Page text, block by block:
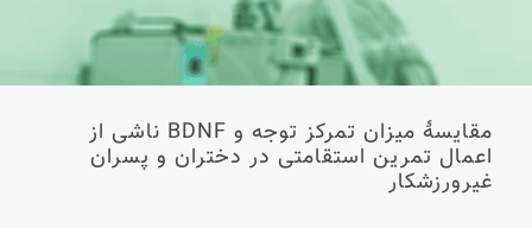
مقایسۀ میزان تمرکز توجه و BDNF ناشی از
اعمال تمرین استقامتی در دختران و پسران
غیرورزشکار